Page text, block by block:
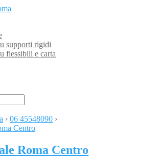
supporti rigidi
flessibili e carta
› 06 45548090 ›
Roma Centro